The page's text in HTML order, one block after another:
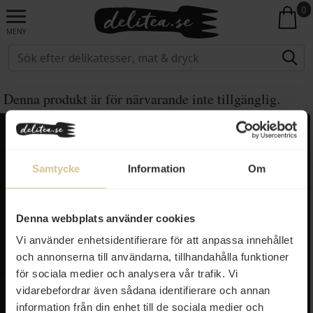
Samtycke Information Om
Denna webbplats använder cookies
Vi använder enhetsidentifierare för att anpassa innehållet
och annonserna till användarna, tillhandahålla funktioner
för sociala medier och analysera vår trafik. Vi
vidarebefordrar även sådana identifierare och annan
information från din enhet till de sociala medier och
MENY
0
Denna produkt är för närvarande inte tillgänglig.
Kundservice
Kontakta oss
Betalning
Integritetspolicy
Cookieinställningar
Jobba hos oss
Tillgänglighet
Populära länkar
Monin
Olivolja
Oliver
Pistagekräm
Press/Länkar